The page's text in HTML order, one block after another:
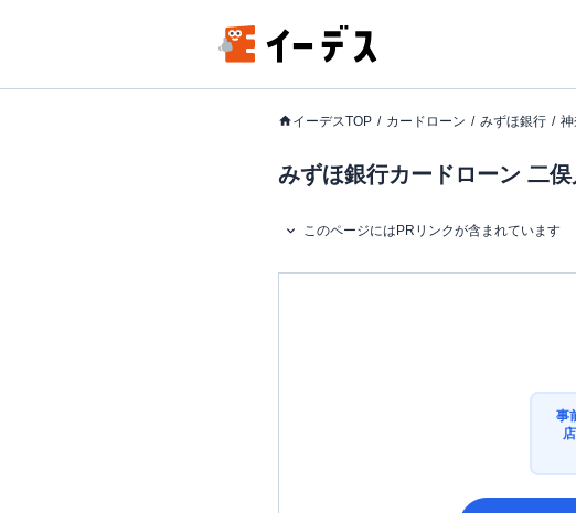
イーデスTOP カードローン みずほ銀行
みずほ銀行カードローン 二
このページにはPRリンクが含まれています
事